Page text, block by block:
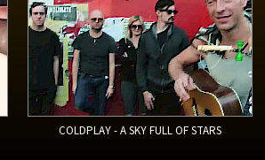
COLDPLAY - A SKY FULL OF STARS